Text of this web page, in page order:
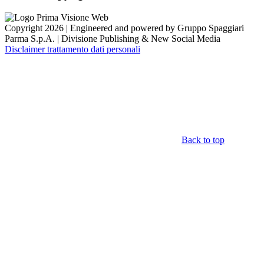
Copyright 2026 | Engineered and powered by Gruppo Spaggiari
Parma S.p.A. | Divisione Publishing & New Social Media
Disclaimer trattamento dati personali
Back to top